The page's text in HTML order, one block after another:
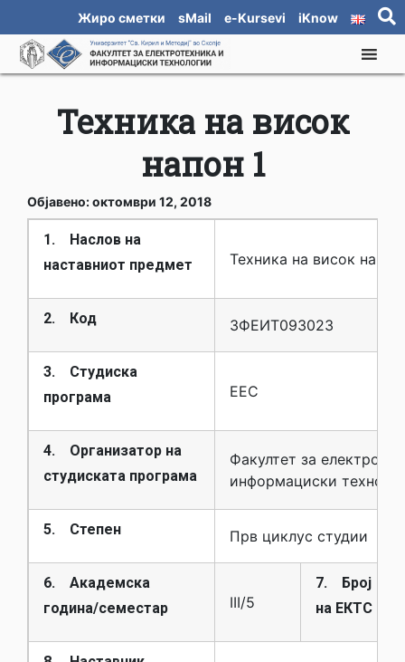
Жиро сметки sMail e-Kursevi iKnow
Техника на висок
напон 1
Објавено: октомври 12, 2018
1. Наслов на
наставниот предмет
Техника на висок напон
2. Код 3ФЕИТ09З023
3. Студиска
програма
ЕЕС
4. Организатор на
студиската програма
Факултет за
информациски
5. Степен Прв циклус студии
6. Академска
година/семестар
III/5
7. Број
на ЕКТС